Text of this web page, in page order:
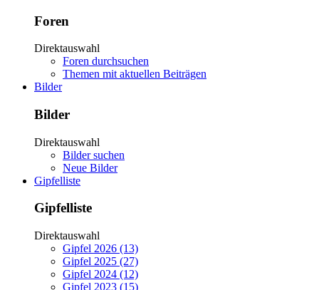
Foren
Direktauswahl
Foren durchsuchen
Themen mit aktuellen Beiträgen
Bilder
Bilder
Direktauswahl
Bilder suchen
Neue Bilder
Gipfelliste
Gipfelliste
Direktauswahl
Gipfel 2026 (13)
Gipfel 2025 (27)
Gipfel 2024 (12)
Gipfel 2023 (15)